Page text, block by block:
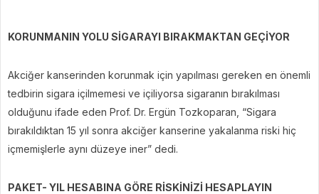
KORUNMANIN YOLU SİGARAYI BIRAKMAKTAN GEÇİYOR
Akciğer kanserinden korunmak için yapılması gereken en önemli
tedbirin sigara içilmemesi ve içiliyorsa sigaranın bırakılması
olduğunu ifade eden Prof. Dr. Ergün Tozkoparan, “Sigara
bırakıldıktan 15 yıl sonra akciğer kanserine yakalanma riski hiç
içmemişlerle aynı düzeye iner” dedi.
PAKET- YIL HESABINA GÖRE RİSKİNİZİ HESAPLAYIN